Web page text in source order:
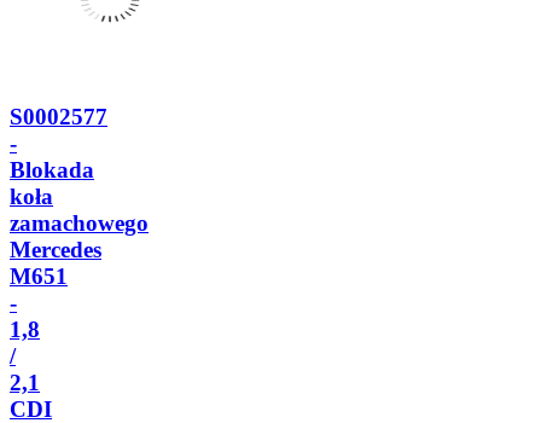
S0002577
-
Blokada
koła
zamachowego
Mercedes
M651
-
1,8
/
2,1
CDI